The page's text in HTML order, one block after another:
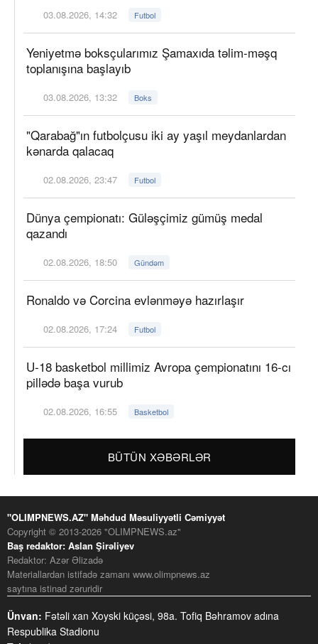
03.08.2026, 14:32 Futbol
Yeniyetmə boksçularımız Şamaxıda təlim-məşq
toplanışına başlayıb
03.08.2026, 13:32 Boks
"Qarabağ"ın futbolçusu iki ay yaşıl meydanlardan
kənarda qalacaq
02.08.2026, 23:47 Futbol
Dünya çempionatı: Güləşçimiz gümüş medal
qazandı
02.08.2026, 18:50 Gündəm
Ronaldo və Corcina evlənməyə hazırlaşır
02.08.2026, 17:24 Futbol
U-18 basketbol millimiz Avropa çempionatını 16-cı
pillədə başa vurub
02.08.2026, 16:55 Basketbol
BÜTÜN XƏBƏRLƏR
"OLIMPNEWS.AZ" Məhdud Məsuliyyətli Cəmiyyət
Copyright © 2013-2026 "OLIMPNEWS.az"
Baş redaktor: Aslan Şirəliyev
Redaktor: Azər Əlizadə
Materiallardan istifadə zamanı www.olimpnews.az
saytına istinad zəruridir
Ünvan: Fətəli xan Xoyski küçəsi, 98a. Tofiq Bəhramov adına
Respublika Stadionu